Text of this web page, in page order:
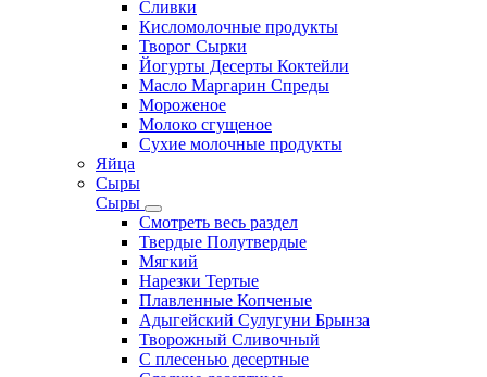
Сливки
Кисломолочные продукты
Творог Сырки
Йогурты Десерты Коктейли
Масло Маргарин Спреды
Мороженое
Молоко сгущеное
Сухие молочные продукты
Яйца
Сыры
Сыры
Смотреть весь раздел
Твердые Полутвердые
Мягкий
Нарезки Тертые
Плавленные Копченые
Адыгейский Сулугуни Брынза
Творожный Сливочный
С плесенью десертные